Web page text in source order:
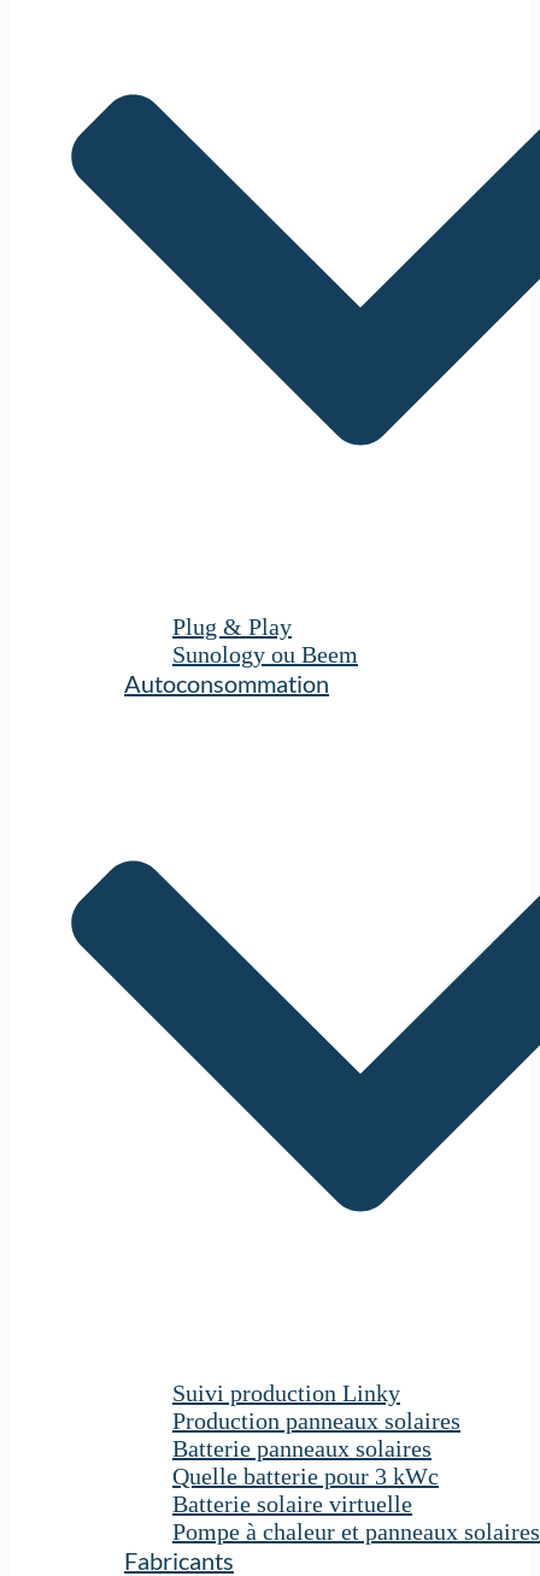
Plug & Play
Sunology ou Beem
Autoconsommation
Suivi production Linky
Production panneaux solaires
Batterie panneaux solaires
Quelle batterie pour 3 kWc
Batterie solaire virtuelle
Pompe à chaleur et panneaux solaires
Fabricants